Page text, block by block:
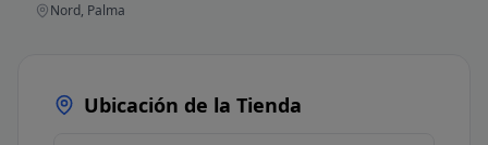
Nord, Palma
Ubicación de la Tienda